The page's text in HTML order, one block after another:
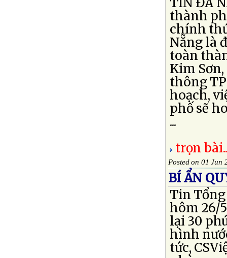
thành
chính
Nẵng là
toàn
Kim
thông
hoạch,
phố sẽ
...
trọn
Posted on 01 Jun
BÍ ẨN
Tin
hôm 26/
lại 30
hình
tức,